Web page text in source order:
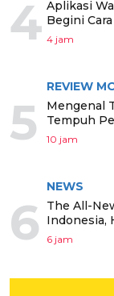
4 Aplikasi
Begini
4 jam
5
REVIEW
Mengenal
Tempuh
10 jam
6
NEWS
The All-
Indonesia,
6 jam